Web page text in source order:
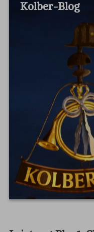
Kolber-Blog